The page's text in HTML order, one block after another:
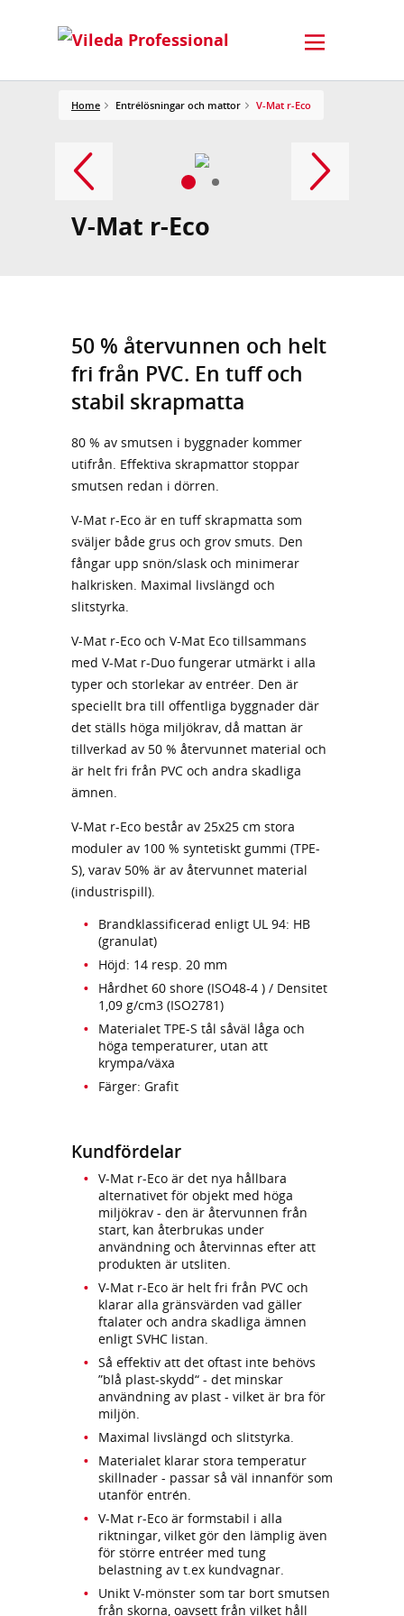
Home Entrélösningar och mattor V-Mat r-Eco
V-Mat r-Eco
50 % återvunnen och helt
fri från PVC. En tuff och
stabil skrapmatta
80 % av smutsen i byggnader kommer
utifrån. Effektiva skrapmattor stoppar
smutsen redan i dörren.
V-Mat r-Eco är en tuff skrapmatta som
sväljer både grus och grov smuts. Den
fångar upp snön/slask och minimerar
halkrisken. Maximal livslängd och
slitstyrka.
V-Mat r-Eco och V-Mat Eco tillsammans
med V-Mat r-Duo fungerar utmärkt i alla
typer och storlekar av entréer. Den är
speciellt bra till offentliga byggnader där
det ställs höga miljökrav, då mattan är
tillverkad av 50 % återvunnet material och
är helt fri från PVC och andra skadliga
ämnen.
V-Mat r-Eco består av 25x25 cm stora
moduler av 100 % syntetiskt gummi (TPE-
S), varav 50% är av återvunnet material
(industrispill).
Brandklassificerad enligt UL 94: HB
(granulat)
Höjd: 14 resp. 20 mm
Hårdhet 60 shore (ISO48-4 ) / Densitet
1,09 g/cm3 (ISO2781)
Materialet TPE-S tål såväl låga och
höga temperaturer, utan att
krympa/växa
Färger: Grafit
Kundfördelar
V-Mat r-Eco är det nya hållbara
alternativet för objekt med höga
miljökrav - den är återvunnen från
start, kan återbrukas under
användning och återvinnas efter att
produkten är utsliten.
V-Mat r-Eco är helt fri från PVC och
klarar alla gränsvärden vad gäller
ftalater och andra skadliga ämnen
enligt SVHC listan.
Så effektiv att det oftast inte behövs
”blå plast-skydd“ - det minskar
användning av plast - vilket är bra för
miljön.
Maximal livslängd och slitstyrka.
Materialet klarar stora temperatur
skillnader - passar så väl innanför som
utanför entrén.
V-Mat r-Eco är formstabil i alla
riktningar, vilket gör den lämplig även
för större entréer med tung
belastning av t.ex kundvagnar.
Unikt V-mönster som tar bort smutsen
från skorna, oavsett från vilket håll